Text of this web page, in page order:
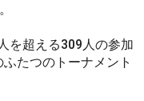
を超える309人の参加
たつのトーナメント